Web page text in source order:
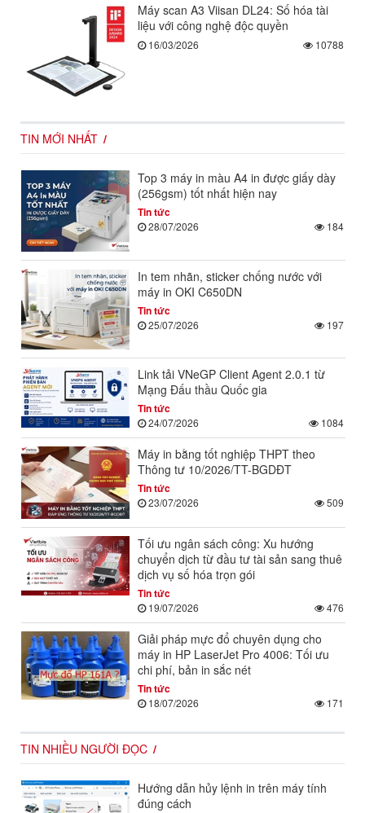
Máy scan A3 Viisan DL24: Số hóa tài
liệu với công nghệ độc quyền
16/03/2026 10788
TIN MỚI NHẤT
Top 3 máy in màu A4 in được giấy dày
(256gsm) tốt nhất hiện nay
Tin tức
28/07/2026 184
In tem nhãn, sticker chống nước với
máy in OKI C650DN
Tin tức
25/07/2026 197
Link tải VNeGP Client Agent 2.0.1 từ
Mạng Đấu thầu Quốc gia
Tin tức
24/07/2026 1084
Máy in bằng tốt nghiệp THPT theo
Thông tư 10/2026/TT-BGDĐT
Tin tức
23/07/2026 509
Tối ưu ngân sách công: Xu hướng
chuyển dịch từ đầu tư tài sản sang thuê
dịch vụ số hóa trọn gói
Tin tức
19/07/2026 476
Giải pháp mực đổ chuyên dụng cho
máy in HP LaserJet Pro 4006: Tối ưu
chi phí, bản in sắc nét
Tin tức
18/07/2026 171
TIN NHIỀU NGƯỜI ĐỌC
Hướng dẫn hủy lệnh in trên máy tính
đúng cách